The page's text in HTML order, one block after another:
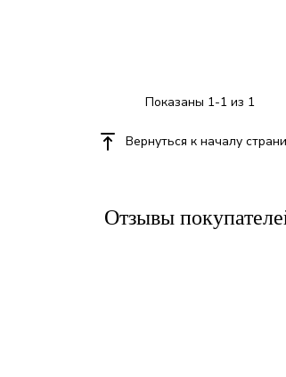
Показаны 1-1 из 1
Вернуться к началу
Отзывы